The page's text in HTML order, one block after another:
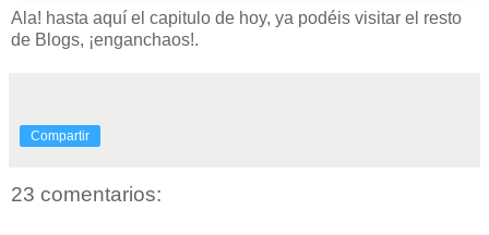
Ala! hasta aquí el capitulo de hoy, ya podéis visitar el resto
de Blogs, ¡enganchaos!.
Compartir
23 comentarios: